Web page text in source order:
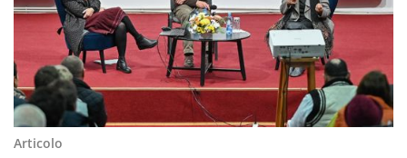
Articolo